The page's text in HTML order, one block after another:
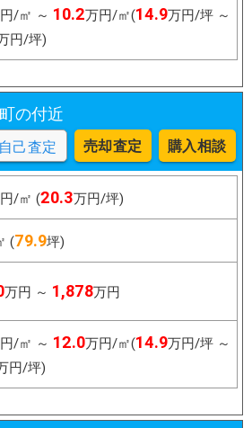
/㎡ ～ 10.2万円/㎡(14.9万円/坪 ～
円/坪)
の付近
己査定 売却査定 購入相談
/㎡ (20.3万円/坪)
(79.9坪)
万円 ～ 1,878万円
/㎡ ～ 12.0万円/㎡(14.9万円/坪 ～
円/坪)